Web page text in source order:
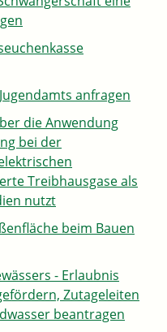
anfragen
die Anwendung
bei der
Treibhausgase als
nutzt
beim Bauen
- Erlaubnis
Zutageleiten
beantragen